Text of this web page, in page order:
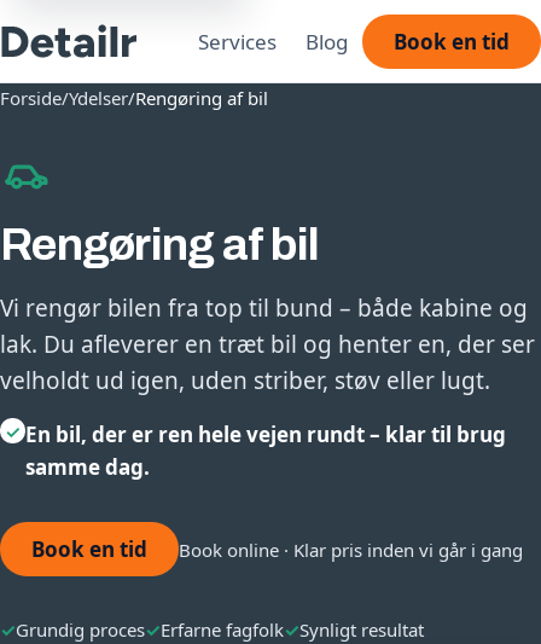
Services Blog Book en tid
Forside/Ydelser/Rengøring af bil
Rengøring af bil
Vi rengør bilen fra top til bund – både kabine og
lak. Du afleverer en træt bil og henter en, der ser
velholdt ud igen, uden striber, støv eller lugt.
✓ En bil, der er ren hele vejen rundt – klar til brug
samme dag.
Book en tid Book online · Klar pris inden vi går i gang
✓Grundig proces✓Erfarne fagfolk✓Synligt resultat